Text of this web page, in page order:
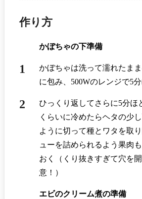
作り方
かぼちゃの下準備
かぼちゃは洗って濡れたま
に包み、500Wのレンジで5
ひっくり返してさらに5分ほ
くらいに冷めたらヘタの少
ように切って種とワタを取
ューを詰められるよう果肉
おく（くり抜きすぎて穴を
意！）
エビのクリーム煮の準備